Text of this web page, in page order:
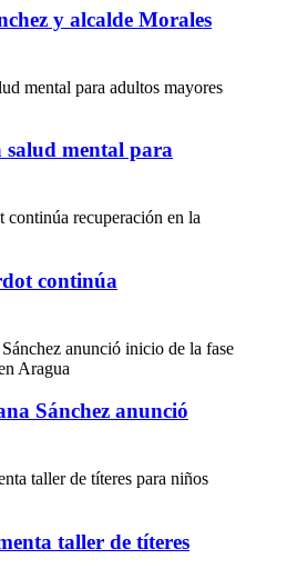
y alcalde Morales
mental para
continúa
Sánchez anunció
taller de títeres